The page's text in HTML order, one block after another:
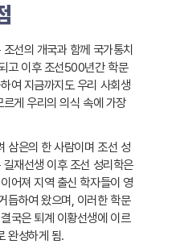
선의 개국과 함께 국가통치
고 이후 조선500년간 학문
여 지금까지도 우리 사회생
게 우리의 의식 속에 가장
삼은의 한 사람이며 조선 성
재선생 이후 조선 성리학은
어져 지역 출신 학자들이 영
듭하여 왔으며, 이러한 학문
국은 퇴계 이황선생에 이르
완성하게 됨.